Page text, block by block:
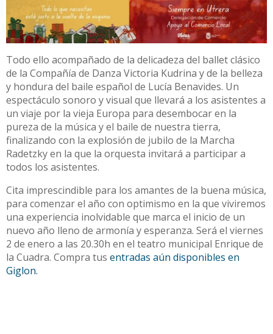
Todo ello acompañado de la delicadeza del ballet clásico
de la Compañía de Danza Victoria Kudrina y de la belleza
y hondura del baile español de Lucía Benavides. Un
espectáculo sonoro y visual que llevará a los asistentes a
un viaje por la vieja Europa para desembocar en la
pureza de la música y el baile de nuestra tierra,
finalizando con la explosión de jubilo de la Marcha
Radetzky en la que la orquesta invitará a participar a
todos los asistentes.
Cita imprescindible para los amantes de la buena música,
para comenzar el año con optimismo en la que viviremos
una experiencia inolvidable que marca el inicio de un
nuevo año lleno de armonía y esperanza. Será el viernes
2 de enero a las 20.30h en el teatro municipal Enrique de
la Cuadra. Compra tus entradas aún disponibles en
Giglon.